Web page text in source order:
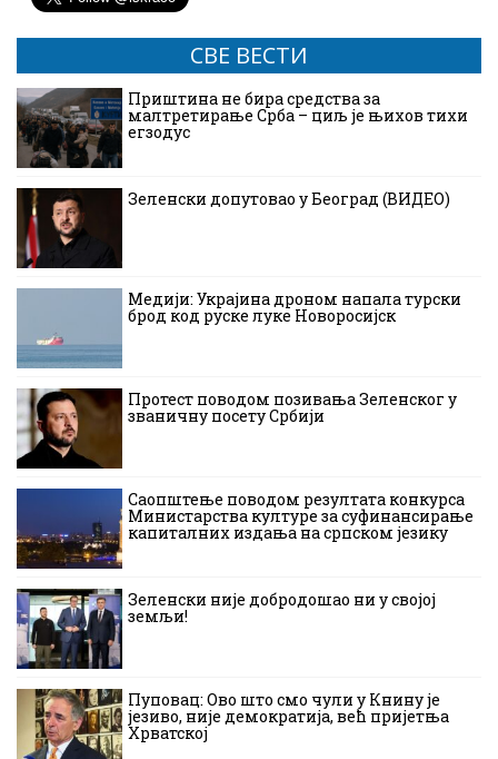
СВЕ ВЕСТИ
Приштина не бира средства за
малтретирање Срба – циљ је њихов тихи
егзодус
Зеленски допутовао у Београд (ВИДЕО)
Медији: Украјина дроном напала турски
брод код руске луке Новоросијск
Протест поводом позивања Зеленског у
званичну посету Србији
Саопштење поводом резултата конкурса
Министарства културе за суфинансирање
капиталних издања на српском језику
Зеленски није добродошао ни у својој
земљи!
Пуповац: Ово што смо чули у Книну је
језиво, није демократија, већ пријетња
Хрватској